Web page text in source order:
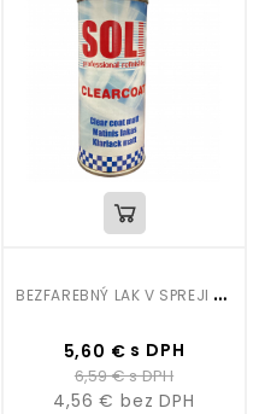
B
EZFAREBNÝ LAK V SPREJI MATNÝ
Cena
5,60 € s DPH
6,59 €s DPH
4,56 € bez DPH